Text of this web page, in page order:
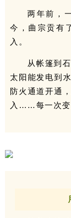
两年前，
今，曲宗贡有
入。
从帐篷到
太阳能发电到
防火通道开通
入……每一次变